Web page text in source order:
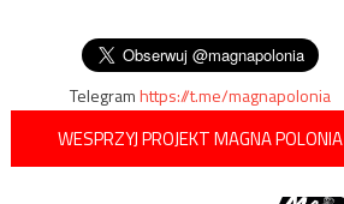
Telegramhttps://t.me/magnapolonia
WESPRZYJ PROJEKT MAGNA POLONIA